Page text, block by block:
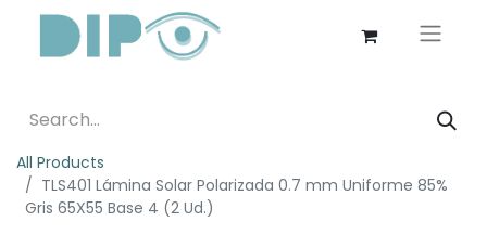
All Products
TLS401 Lámina Solar Polarizada 0.7 mm Uniforme 85%
Gris 65X55 Base 4 (2 Ud.)